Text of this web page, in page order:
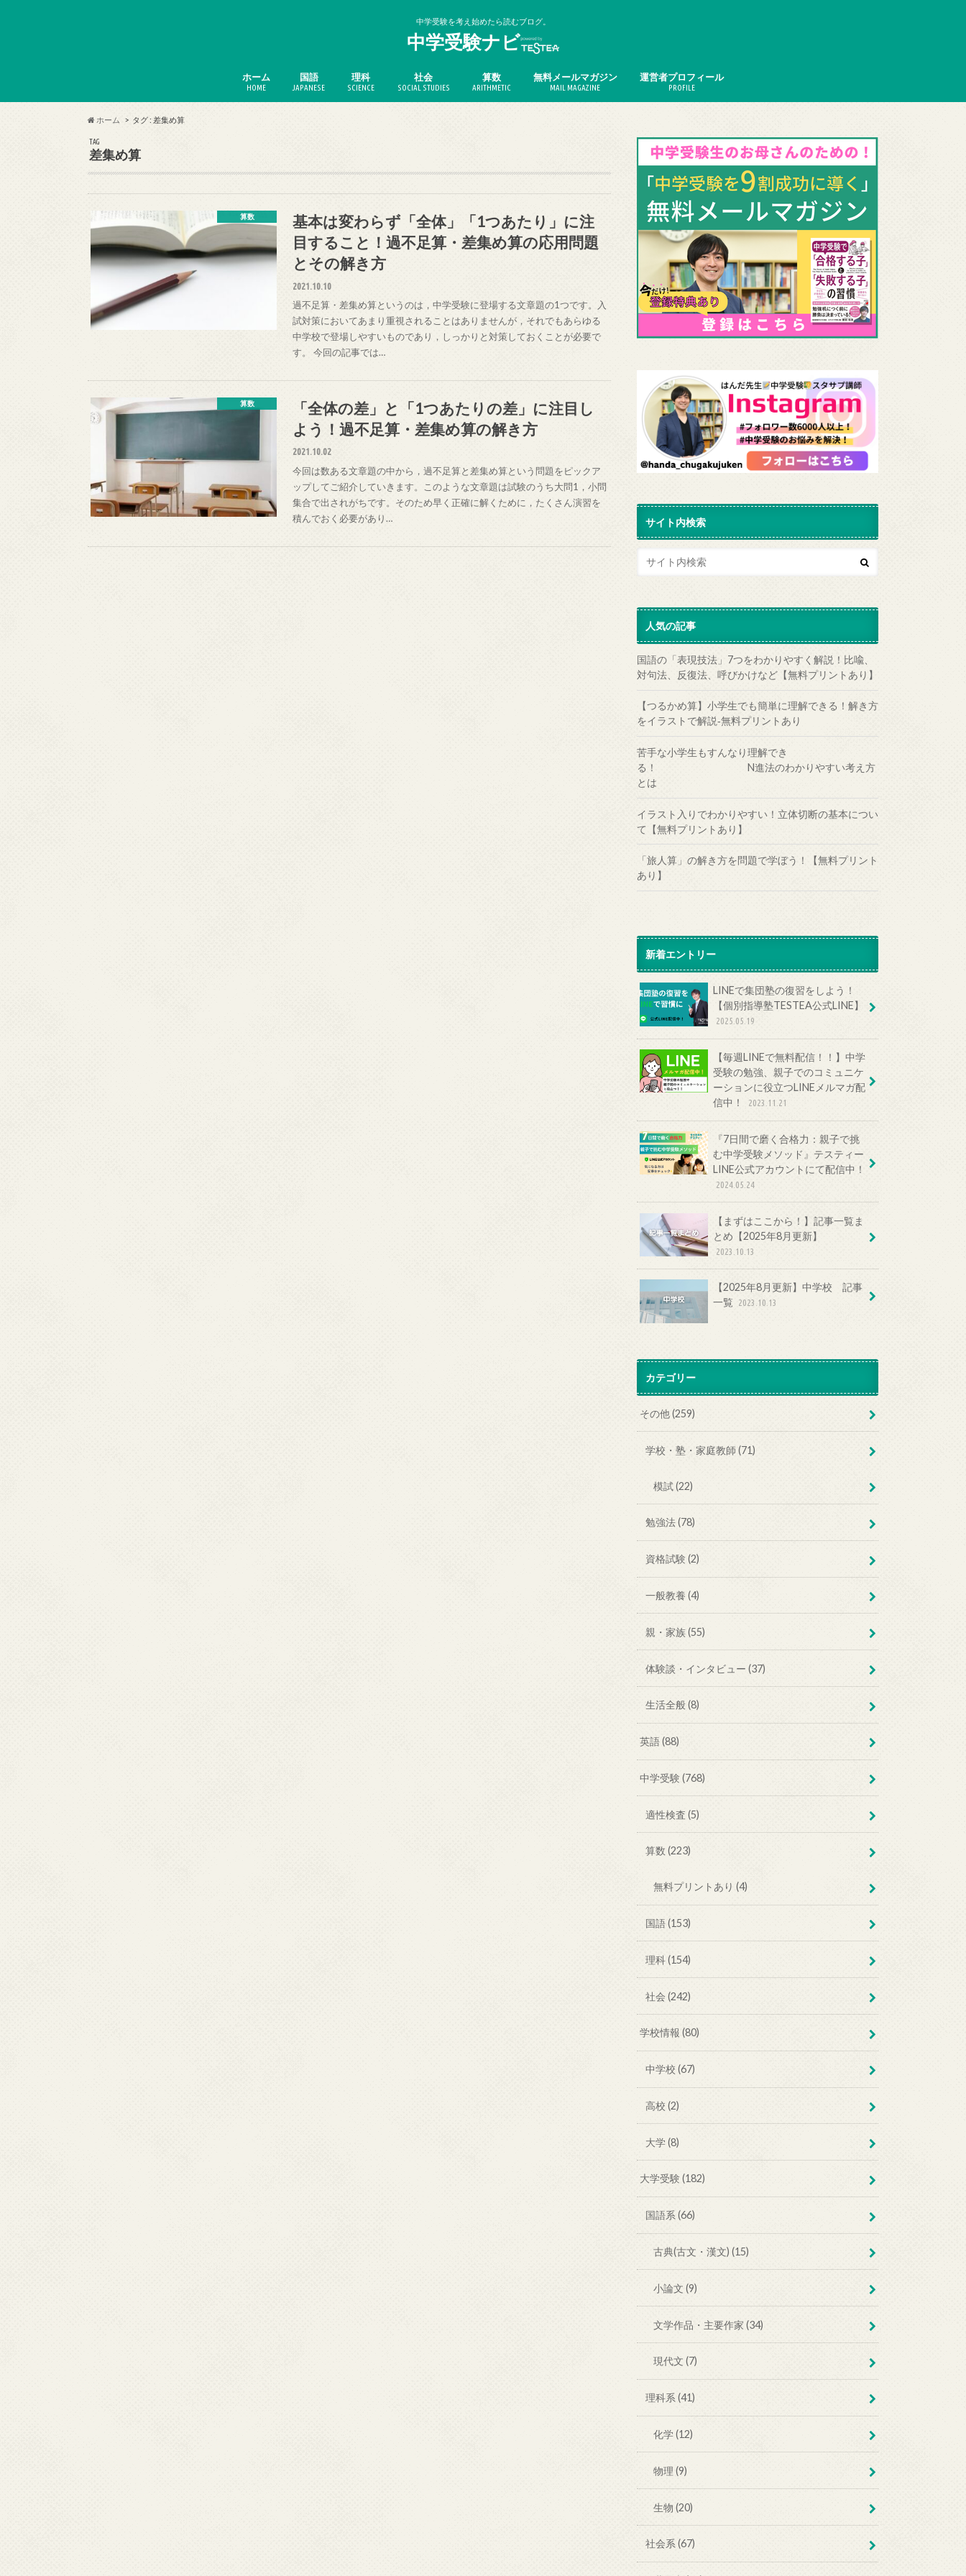
中学受験を考え始めたら読むブログ。
中学受験ナビ
ホーム
HOME
国語
JAPANESE
理科
SCIENCE
社会
SOCIAL STUDIES
算数
ARITHMETIC
無料メールマガジン
MAIL MAGAZINE
運営者プロフィール
PROFILE
ホーム タグ : 差集め算
TAG
差集め算
算数
基本は変わらず「全体」「1つあたり」に注
目すること！過不足算・差集め算の応用問題
とその解き方
2021.10.10
過不足算・差集め算というのは，中学受験に登場する文章題の1つです。入
試対策においてあまり重視されることはありませんが，それでもあらゆる
中学校で登場しやすいものであり，しっかりと対策しておくことが必要で
す。 今回の記事では…
算数
「全体の差」と「1つあたりの差」に注目し
よう！過不足算・差集め算の解き方
2021.10.02
今回は数ある文章題の中から，過不足算と差集め算という問題をピックア
ップしてご紹介していきます。このような文章題は試験のうち大問1，小問
集合で出されがちです。そのため早く正確に解くために，たくさん演習を
積んでおく必要があり…
サイト内検索
人気の記事
国語の「表現技法」7つをわかりやすく解説！比喩、
対句法、反復法、呼びかけなど【無料プリントあり】
【つるかめ算】小学生でも簡単に理解できる！解き方
をイラストで解説‐無料プリントあり
苦手な小学生もすんなり理解でき
る！ N進法のわかりやすい考え方
とは
イラスト入りでわかりやすい！立体切断の基本につい
て【無料プリントあり】
「旅人算」の解き方を問題で学ぼう！【無料プリント
あり】
新着エントリー
LINEで集団塾の復習をしよう！
【個別指導塾TESTEA公式LINE】
2025.05.19
【毎週LINEで無料配信！！】中学
受験の勉強、親子でのコミュニケ
ーションに役立つLINEメルマガ配
信中！
2023.11.21
『7日間で磨く合格力：親子で挑
む中学受験メソッド』テスティー
LINE公式アカウントにて配信中！
2024.05.24
【まずはここから！】記事一覧ま
とめ【2025年8月更新】
2023.10.13
【2025年8月更新】中学校 記事
一覧
2023.10.13
カテゴリー
その他 (259)
学校・塾・家庭教師 (71)
模試 (22)
勉強法 (78)
資格試験 (2)
一般教養 (4)
親・家族 (55)
体験談・インタビュー (37)
生活全般 (8)
英語 (88)
中学受験 (768)
適性検査 (5)
算数 (223)
無料プリントあり (4)
国語 (153)
理科 (154)
社会 (242)
学校情報 (80)
中学校 (67)
高校 (2)
大学 (8)
大学受験 (182)
国語系 (66)
古典(古文・漢文) (15)
小論文 (9)
文学作品・主要作家 (34)
現代文 (7)
理科系 (41)
化学 (12)
物理 (9)
生物 (20)
社会系 (67)